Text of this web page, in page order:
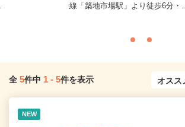
線「築地市場駅」より徒歩6分・...
全 5件中 1 - 5件を表示
NEW